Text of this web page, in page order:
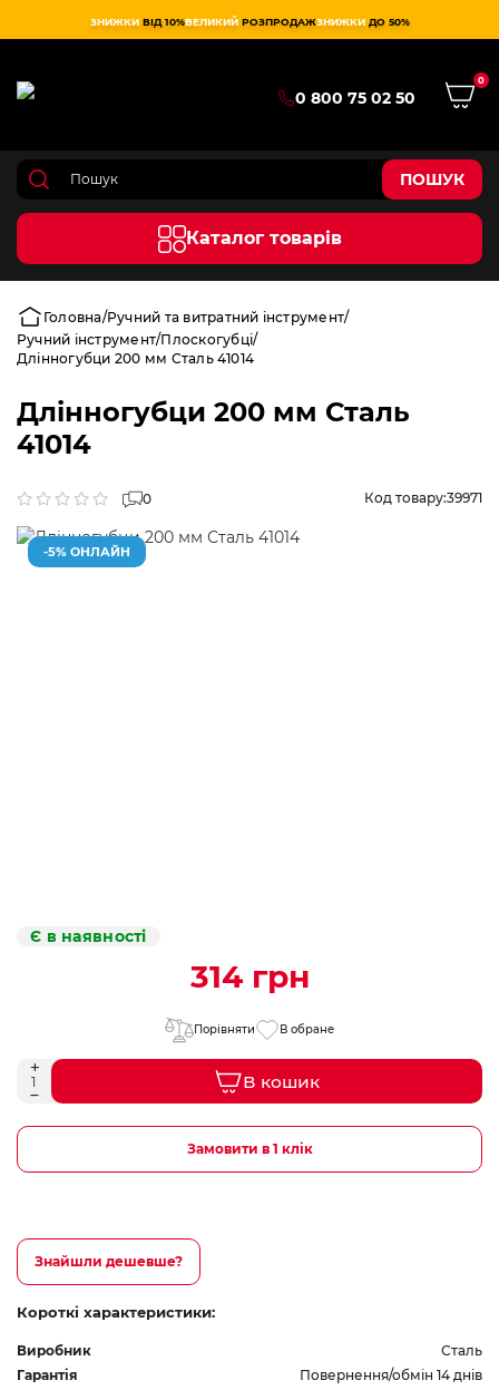
ЗНИЖКИ ВІД 10%ВЕЛИКИЙ РОЗПРОДАЖЗНИЖКИ ДО 50%
0 800 75 02 50
0
ПОШУК
Каталог товарів
Головна Ручний та витратний інструмент
Ручний інструмент Плоскогубці
Длінногубци 200 мм Сталь 41014
Длінногубци 200 мм Сталь
41014
0 Код товару:39971
-5% ОНЛАЙН
Є в наявності
314 грн
Порівняти В обране
В кошик
Замовити в 1 клік
Знайшли дешевше?
Короткі характеристики:
Виробник
Сталь
Гарантія
Повернення/обмін 14 днів